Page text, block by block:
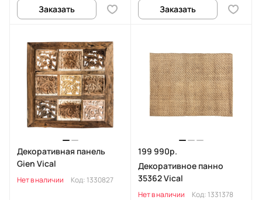
Заказать Заказать
Декоративная панель
Gien Vical
Нет в наличии Код: 1330827
199 990р.
Декоративное панно
35362 Vical
Нет в наличии Код: 1331378